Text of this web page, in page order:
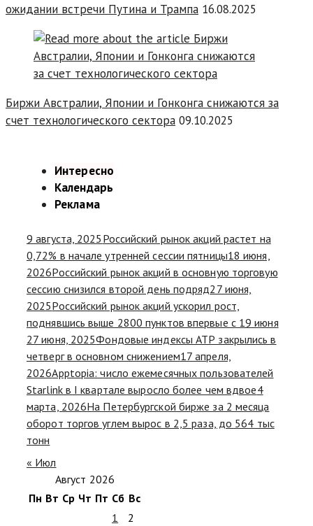
ожидании встречи Путина и Трампа 16.08.2025
Биржи Австралии, Японии и Гонконга снижаются за
счет технологического сектора 09.10.2025
Интересно
Календарь
Реклама
9 августа, 2025 Российский рынок акций растет на
0,72% в начале утренней сессии пятницы18 июня,
2026Российский рынок акций в основную торговую
сессию снизился второй день подряд27 июня,
2025Российский рынок акций ускорил рост,
поднявшись выше 2800 пунктов впервые с 19 июня
27 июня, 2025Фондовые индексы АТР закрылись в
четверг в основном снижением17 апреля,
2026Apptopia: число ежемесячных пользователей
Starlink в I квартале выросло более чем вдвое4
марта, 2026На Петербургской бирже за 2 месяца
оборот торгов углем вырос в 2,5 раза, до 564 тыс
тонн
« Июл
Август 2026
Пн Вт Ср Чт Пт Сб Вс
1
2